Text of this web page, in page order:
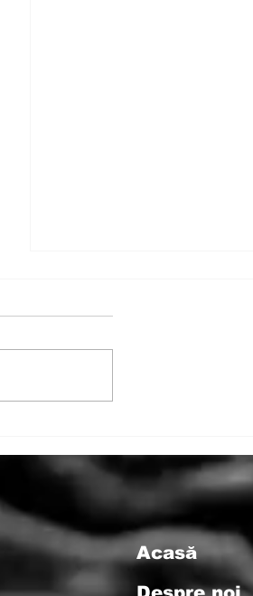
Perspectivă
Psihanalitică
Acasă